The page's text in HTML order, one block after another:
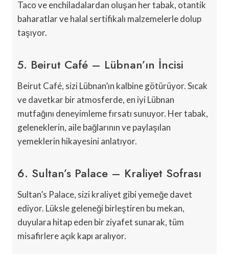
Taco ve enchiladalardan oluşan her tabak, otantik
baharatlar ve halal sertifikalı malzemelerle dolup
taşıyor.
5. Beirut Café – Lübnan’ın İncisi
Beirut Café, sizi Lübnan’ın kalbine götürüyor. Sıcak
ve davetkar bir atmosferde, en iyi Lübnan
mutfağını deneyimleme fırsatı sunuyor. Her tabak,
geleneklerin, aile bağlarının ve paylaşılan
yemeklerin hikayesini anlatıyor.
6. Sultan’s Palace – Kraliyet Sofrası
Sultan’s Palace, sizi kraliyet gibi yemeğe davet
ediyor. Lüksle geleneği birleştiren bu mekan,
duyulara hitap eden bir ziyafet sunarak, tüm
misafirlere açık kapı aralıyor.